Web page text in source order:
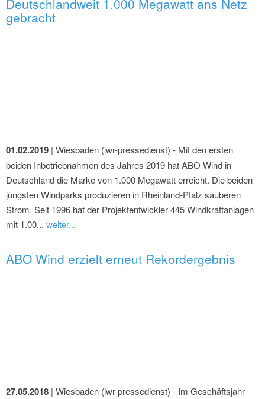
gebracht
01.02.2019 | Wiesbaden (iwr-pressedienst) - Mit den ersten
beiden Inbetriebnahmen des Jahres 2019 hat ABO Wind in
Deutschland die Marke von 1.000 Megawatt erreicht. Die beiden
jüngsten Windparks produzieren in Rheinland-Pfalz sauberen
Strom. Seit 1996 hat der Projektentwickler 445 Windkraftanlagen
mit 1.00... weiter...
ABO Wind erzielt erneut Rekordergebnis
27.05.2018 | Wiesbaden (iwr-pressedienst) - Im Geschäftsjahr